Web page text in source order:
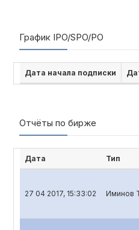
График IPO/SPO/PO
Дата начала подписки
Отчёты по бирже
Дата Тип
27 04 2017, 15:33:02 Иминов